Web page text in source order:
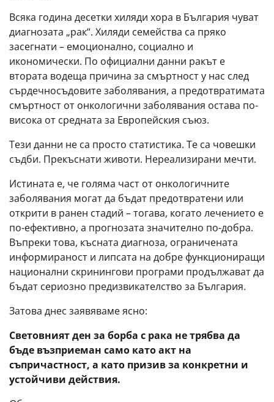
Всяка година десетки хиляди хора в България чуват
диагнозата „рак“. Хиляди семейства са пряко
засегнати – емоционално, социално и
икономически. По официални данни ракът е
втората водеща причина за смъртност у нас след
сърдечносъдовите заболявания, а предотвратимата
смъртност от онкологични заболявания остава по-
висока от средната за Европейския съюз.
Тези данни не са просто статистика. Те са човешки
съдби. Прекъснати животи. Нереализирани мечти.
Истината е, че голяма част от онкологичните
заболявания могат да бъдат предотвратени или
открити в ранен стадий – тогава, когато лечението е
по-ефективно, а прогнозата значително по-добра.
Въпреки това, късната диагноза, ограничената
информираност и липсата на добре функциониращи
национални скринингови програми продължават да
бъдат сериозно предизвикателство за България.
Затова днес заявяваме ясно:
Световният ден за борба с рака не трябва да
бъде възприеман само като акт на
съпричастност, а като призив за конкретни и
устойчиви действия.